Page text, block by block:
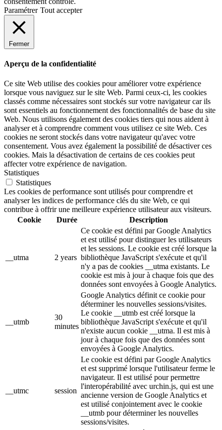
Paramétrer Tout accepter
Fermer
Aperçu de la confidentialité
Ce site Web utilise des cookies pour améliorer votre expérience
lorsque vous naviguez sur le site Web. Parmi ceux-ci, les cookies
classés comme nécessaires sont stockés sur votre navigateur car ils
sont essentiels au fonctionnement des fonctionnalités de base du site
Web. Nous utilisons également des cookies tiers qui nous aident à
analyser et à comprendre comment vous utilisez ce site Web. Ces
cookies ne seront stockés dans votre navigateur qu'avec votre
consentement. Vous avez également la possibilité de désactiver ces
cookies. Mais la désactivation de certains de ces cookies peut
affecter votre expérience de navigation.
Statistiques
Statistiques
Les cookies de performance sont utilisés pour comprendre et
analyser les indices de performance clés du site Web, ce qui
contribue à offrir une meilleure expérience utilisateur aux visiteurs.
Cookie
Durée Description
__utma 2 years
Ce cookie est défini par Google Analytics
et est utilisé pour distinguer les utilisateurs
et les sessions. Le cookie est créé lorsque la
bibliothèque JavaScript s'exécute et qu'il
n'y a pas de cookies __utma existants. Le
cookie est mis à jour à chaque fois que des
données sont envoyées à Google Analytics.
__utmb
30
minutes
Google Analytics définit ce cookie pour
déterminer les nouvelles sessions/visites.
Le cookie __utmb est créé lorsque la
bibliothèque JavaScript s'exécute et qu'il
n'existe aucun cookie __utma. Il est mis à
jour à chaque fois que des données sont
envoyées à Google Analytics.
__utmc session
Le cookie est défini par Google Analytics
et est supprimé lorsque l'utilisateur ferme le
navigateur. Il est utilisé pour permettre
l'interopérabilité avec urchin.js, qui est une
ancienne version de Google Analytics et
est utilisé conjointement avec le cookie
__utmb pour déterminer les nouvelles
sessions/visites.